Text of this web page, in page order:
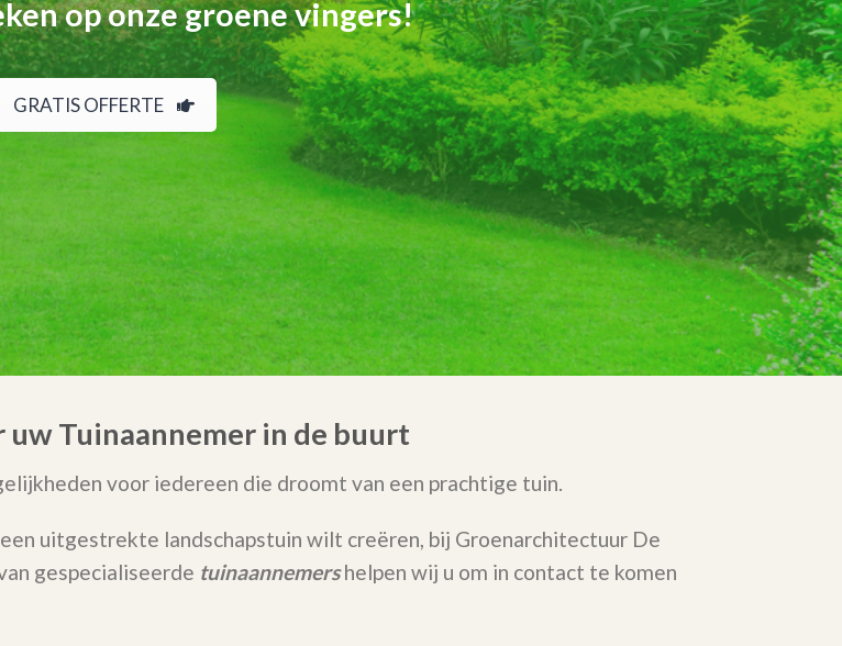
op onze groene vingers!
GRATIS OFFERTE
Tuinaannemer in de buurt
voor iedereen die droomt van een prachtige tuin.
uitgestrekte landschapstuin wilt creëren, bij Groenarchitectuur De
gespecialiseerde tuinaannemershelpen wij u om in contact te komen